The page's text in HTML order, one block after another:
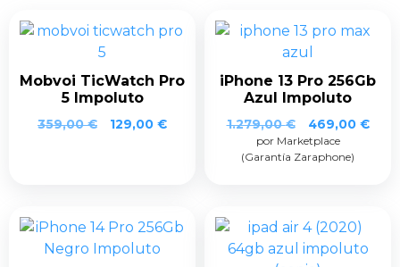
Mobvoi TicWatch Pro
5 Impoluto
359,00€ 129,00 €
iPhone 13 Pro 256Gb
Azul Impoluto
1.279,00€ 469,00 €
por Marketplace
(Garantía Zaraphone)